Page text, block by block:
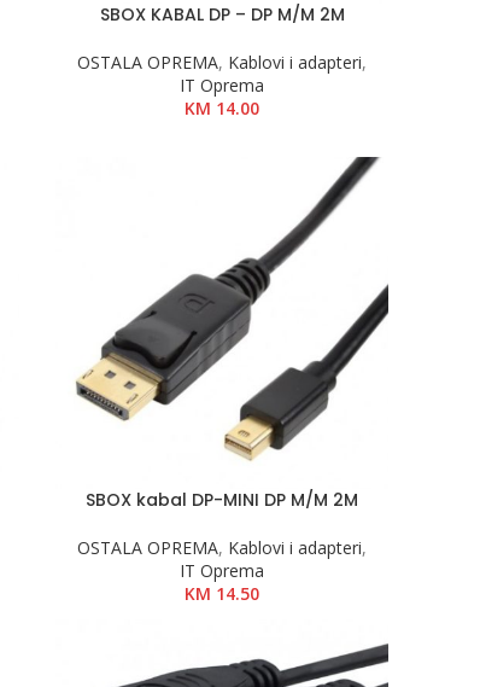
SBOX KABAL DP – DP M/M 2M
OSTALA OPREMA, Kablovi i adapteri,
IT Oprema
KM 14.00
SBOX kabal DP-MINI DP M/M 2M
OSTALA OPREMA, Kablovi i adapteri,
IT Oprema
KM 14.50